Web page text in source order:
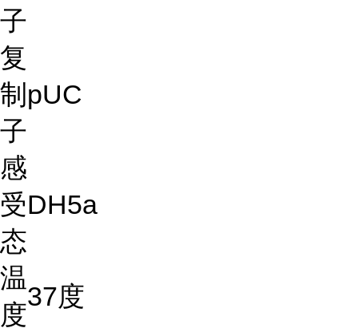
子
复
制
子
pUC
感
受
态
DH5a
温
度
37度